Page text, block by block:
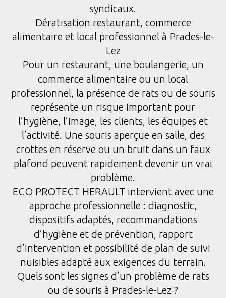
syndicaux.
Dératisation restaurant, commerce
alimentaire et local professionnel à Prades-le-
Lez
Pour un restaurant, une boulangerie, un
commerce alimentaire ou un local
professionnel, la présence de rats ou de souris
représente un risque important pour
l’hygiène, l’image, les clients, les équipes et
l’activité. Une souris aperçue en salle, des
crottes en réserve ou un bruit dans un faux
plafond peuvent rapidement devenir un vrai
problème.
ECO PROTECT HERAULT intervient avec une
approche professionnelle : diagnostic,
dispositifs adaptés, recommandations
d’hygiène et de prévention, rapport
d’intervention et possibilité de plan de suivi
nuisibles adapté aux exigences du terrain.
Quels sont les signes d’un problème de rats
ou de souris à Prades-le-Lez ?